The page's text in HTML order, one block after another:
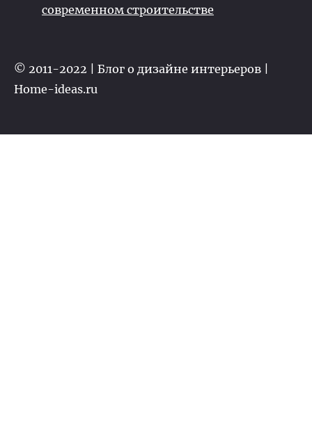
современном строительстве
© 2011-2022 | Блог о дизайне интерьеров |
Home-ideas.ru